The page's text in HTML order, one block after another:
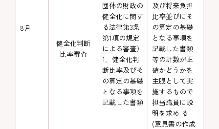
8月
健全化判断
比率審査
団体の財政の
健全化に関す
る法律第3条
第1項の規定
による審査）
1．健全化判
断比率及びそ
の算定の基礎
となる事項を
記載した書類
及び将来負担
比率並びにそ
の算定の基礎
となる事項を
記載した書類
等の計数が正
確かどうかを
主眼として実
施するもので
担当職員に説
明を求め る
(意見書の作成